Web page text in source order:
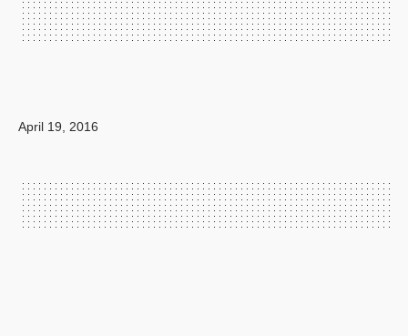
April 19, 2016